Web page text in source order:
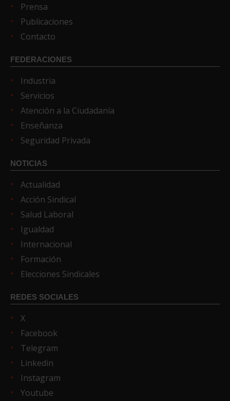
Prensa
Publicaciones
Contacto
FEDERACIONES
Industria
Servicios
Atención a la Ciudadanía
Enseñanza
Seguridad Privada
NOTICIAS
Actualidad
Acción Sindical
Salud Laboral
Igualdad
Internacional
Formación
Elecciones Sindicales
REDES SOCIALES
X
Facebook
Telegram
Linkedin
Instagram
Youtube